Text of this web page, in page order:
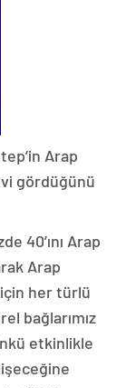
Arap
gördüğünü
40’ını Arap
Arap
her türlü
bağlarımız
etkinlikle